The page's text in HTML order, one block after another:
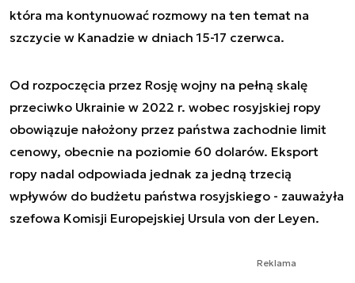
która ma kontynuować rozmowy na ten temat na
szczycie w Kanadzie w dniach 15-17 czerwca.
Od rozpoczęcia przez Rosję wojny na pełną skalę
przeciwko Ukrainie w 2022 r. wobec rosyjskiej ropy
obowiązuje nałożony przez państwa zachodnie limit
cenowy, obecnie na poziomie 60 dolarów. Eksport
ropy nadal odpowiada jednak za jedną trzecią
wpływów do budżetu państwa rosyjskiego - zauważyła
szefowa Komisji Europejskiej Ursula von der Leyen.
Reklama